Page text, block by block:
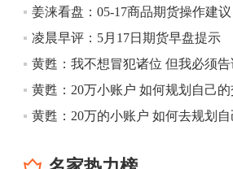
段性机会。自年初以来沪金上涨
立涨势，白银将开启补涨，且涨幅超
金，金银比有望高位回归。
13:55
豆二期货主力合约涨停，涨幅达
CBOT大豆期货市场上涨，11月期约
影响，夜盘连粕高位窄幅震荡，建议
13:54
姜涞看盘：05-17商品期货操作建议
凌晨早评：5月17日期货早盘提示